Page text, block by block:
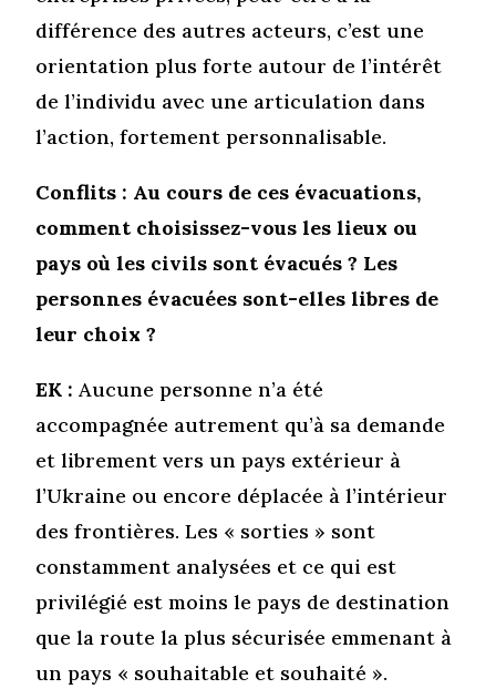
différence des autres acteurs, c’est une
orientation plus forte autour de l’intérêt
de l’individu avec une articulation dans
l’action, fortement personnalisable.
Conflits : Au cours de ces évacuations,
comment choisissez-vous les lieux ou
pays où les civils sont évacués ? Les
personnes évacuées sont-elles libres de
leur choix ?
EK :Aucune personne n’a été
accompagnée autrement qu’à sa demande
et librement vers un pays extérieur à
l’Ukraine ou encore déplacée à l’intérieur
des frontières. Les « sorties » sont
constamment analysées et ce qui est
privilégié est moins le pays de destination
que la route la plus sécurisée emmenant à
un pays « souhaitable et souhaité ».